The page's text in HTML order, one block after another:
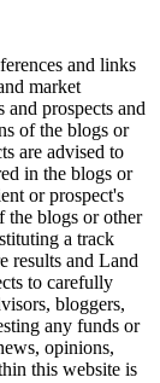
and links
market
prospects and
of the blogs or
are advised to
in the blogs or
or prospect's
the blogs or other
a track
results and Land
to carefully
bloggers,
any funds or
opinions,
this website is